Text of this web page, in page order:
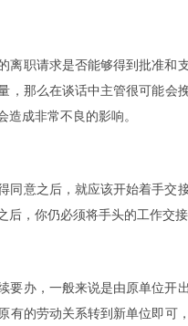
离职请求是否能够得到批准
，那么在谈话中主管很可能
成非常不良的影响。
同意之后，就应该开始着手
后，你仍必须将手头的工作交
要办，一般来说是由原单位
有的劳动关系转到新单位即